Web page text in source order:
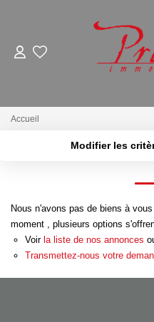
Accueil
Modifier les
Surface min
Plus de critères
Nous n'avons pas de biens à
moment , plusieurs options
Voir la liste de nos annonces
Transmettez-nous votre